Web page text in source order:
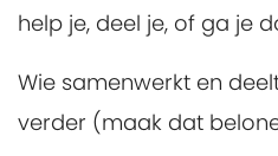
help je, deel je, of ga je
Wie samenwerkt en
verder (maak dat